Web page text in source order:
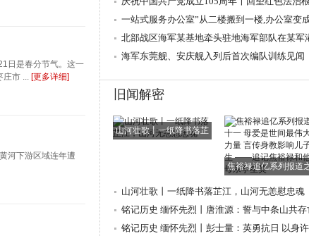
日是春分节气。这一
庄市 ... [更多详细]
河下游区域连年遭
讲述强军法治使
一站式服务办公室”从二楼搬到一楼,办公室变
心桥”
北部战区海军某基地牵头驻地海军部队在某军
行开放活动
海军东莞舰、安庆舰入列后首次编队训练见闻
旧闻解密
山河壮歌丨一纸降书落芷
焦裕禄追亿系列报道
山河壮歌丨一纸降书落芷江，山河无恙慰忠魂
铭记历史 缅怀先烈丨唐淮源：誓与中条山共存
抗日英烈
铭记历史 缅怀先烈丨彭士量：英勇抗日 以身